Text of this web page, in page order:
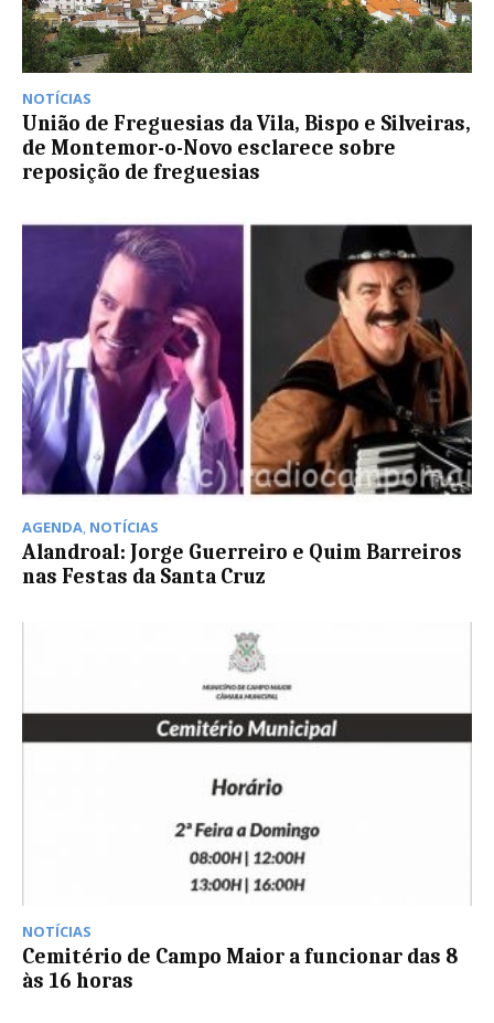
NOTÍCIAS
União de Freguesias da Vila, Bispo e Silveiras,
de Montemor-o-Novo esclarece sobre
reposição de freguesias
AGENDA, NOTÍCIAS
Alandroal: Jorge Guerreiro e Quim Barreiros
nas Festas da Santa Cruz
NOTÍCIAS
Cemitério de Campo Maior a funcionar das 8
às 16 horas